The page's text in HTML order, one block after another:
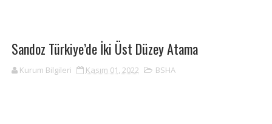
Sandoz Türkiye’de İki Üst Düzey Atama
Kurum Bilgileri Kasım 01, 2022 BSHA